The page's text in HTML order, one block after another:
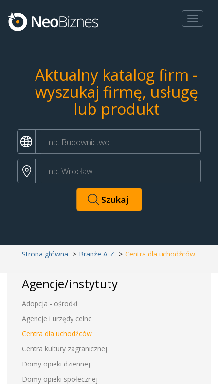
Toggle
Aktualny katalog firm -
wyszukaj firmę, usługę
lub produkt
Strona główna Branże A-Z Centra dla uchodźców
Agencje/instytuty
Adopcja - ośrodki
Agencje i urzędy celne
Centra dla uchodźców
Centra kultury zagranicznej
Domy opieki dziennej
Domy opieki społecznej